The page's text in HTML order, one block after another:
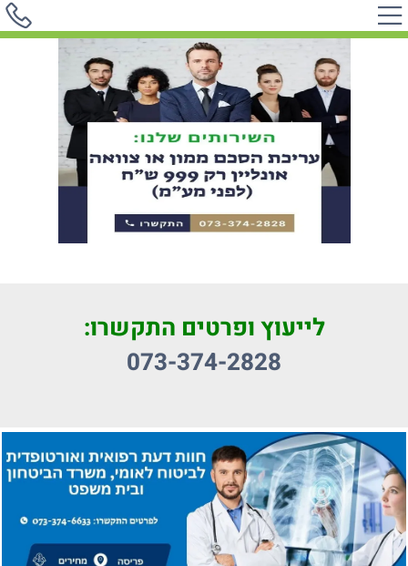
לייעוץ ופרטים התקשרו:
073-374-2828